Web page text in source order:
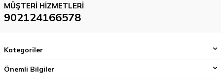
MÜŞTERI HIZMETLERI
902124166578
Kategoriler
Önemli Bilgiler